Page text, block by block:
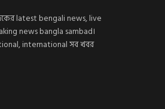
latest bengali news, live
news bangla sambad।
international সব খবর